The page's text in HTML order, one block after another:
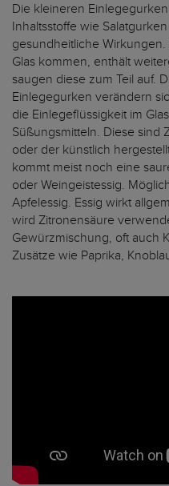
Die kleineren
Inhaltsstoffe wie
gesundheitliche
Glas kommen, enthält
saugen diese zum Teil auf.
Einlegegurken verändern
die Einlegeflüssigkeit im
Süßungsmitteln. Diese sind
oder der künstlich
kommt meist noch eine
oder Weingeistessig.
Apfelessig. Essig wirkt
wird Zitronensäure
Gewürzmischung, oft auch
Zusätze wie Paprika,